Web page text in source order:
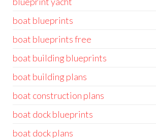
boat blueprints
boat blueprints free
boat building blueprints
boat building plans
boat construction plans
boat dock blueprints
boat dock plans